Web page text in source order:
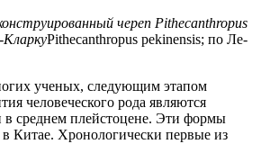
череп Pithecanthropus
КларкуPithecanthropus pekinensis; по Ле-
ученых, следующим этапом
человеческого рода являются
среднем плейстоцене. Эти формы
Китае. Хронологически первые из